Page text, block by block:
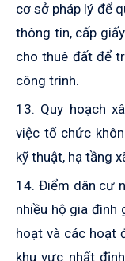
cơ sở pháp lý để
thông tin, cấp
cho thuê đất để
công trình.
13. Quy hoạch
việc tổ chức
kỹ thuật, hạ tầng
14. Điểm dân cư
nhiều hộ gia đình
hoạt và các hoạt
khu vực nhất